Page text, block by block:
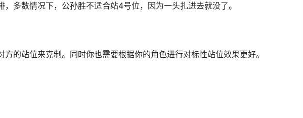
多数情况下，公孙胜不适合站4号位，因为一头扎进去就没了。
方的站位来克制。同时你也需要根据你的角色进行对标性站位效果更好。